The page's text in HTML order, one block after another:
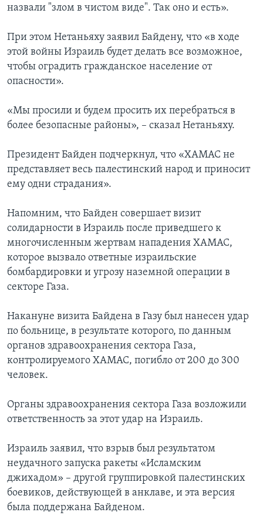
назвали "злом в чистом виде". Так оно и есть».
При этом Нетаньяху заявил Байдену, что «в ходе
этой войны Израиль будет делать все возможное,
чтобы оградить гражданское население от
опасности».
«Мы просили и будем просить их перебраться в
более безопасные районы», – сказал Нетаньяху.
Президент Байден подчеркнул, что «ХАМАС не
представляет весь палестинский народ и приносит
ему одни страдания».
Напомним, что Байден совершает визит
солидарности в Израиль после приведшего к
многочисленным жертвам нападения ХАМАС,
которое вызвало ответные израильские
бомбардировки и угрозу наземной операции в
секторе Газа.
Накануне визита Байдена в Газу был нанесен удар
по больнице, в результате которого, по данным
органов здравоохранения сектора Газа,
контролируемого ХАМАС, погибло от 200 до 300
человек.
Органы здравоохранения сектора Газа возложили
ответственность за этот удар на Израиль.
Израиль заявил, что взрыв был результатом
неудачного запуска ракеты «Исламским
джихадом» – другой группировкой палестинских
боевиков, действующей в анклаве, и эта версия
была поддержана Байденом.